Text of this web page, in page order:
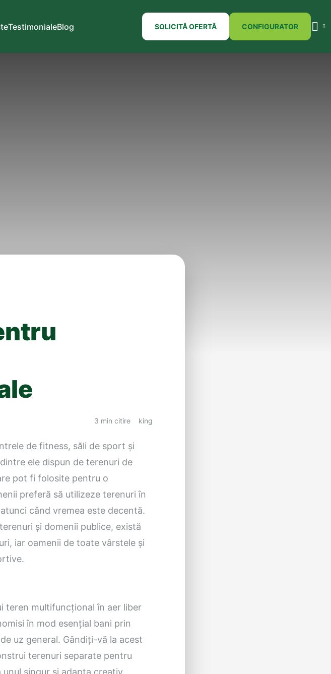
TestimonialeBlog SOLICITĂ OFERTĂ CONFIGURATOR
3 min citire king
de fitness, săli de sport și
ele dispun de terenuri de
pot fi folosite pentru o
preferă să utilizeze terenuri în
când vremea este decentă.
și domenii publice, există
iar oamenii de toate vârstele și
teren multifuncțional în aer liber
în mod esențial bani prin
uz general. Gândiți-vă la acest
terenuri separate pentru
singur și adapta creativ